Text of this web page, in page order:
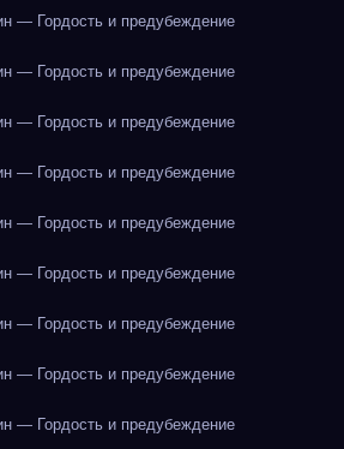
— Гордость и предубеждение
— Гордость и предубеждение
— Гордость и предубеждение
— Гордость и предубеждение
— Гордость и предубеждение
— Гордость и предубеждение
— Гордость и предубеждение
— Гордость и предубеждение
— Гордость и предубеждение